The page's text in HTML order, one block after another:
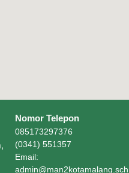
Nomor Telepon
085173297376
(0341) 551357
Email: